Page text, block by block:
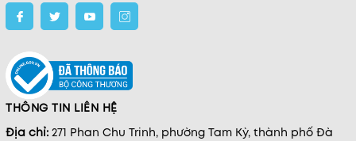
THÔNG TIN LIÊN HỆ
Địa chỉ: 271 Phan Chu Trinh, phường Tam Kỳ, thành phố Đà